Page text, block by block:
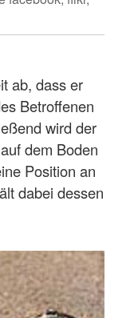
ab, dass er
Betroffenen
wird der
dem Boden
Position an
dabei dessen